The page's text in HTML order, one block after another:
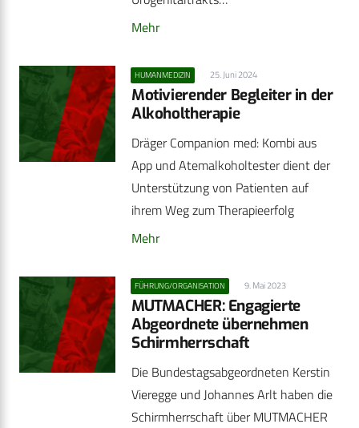
Mehr
HUMANMEDIZIN 25. Juni 2024
Motivierender Begleiter in der
Alkoholtherapie
Dräger Companion med: Kombi aus
App und Atemalkoholtester dient der
Unterstützung von Patienten auf
ihrem Weg zum Therapieerfolg
Mehr
FÜHRUNG/ORGANISATION 9. Mai 2023
MUTMACHER: Engagierte
Abgeordnete übernehmen
Schirmherrschaft
Die Bundestagsabgeordneten Kerstin
Vieregge und Johannes Arlt haben die
Schirmherrschaft über MUTMACHER